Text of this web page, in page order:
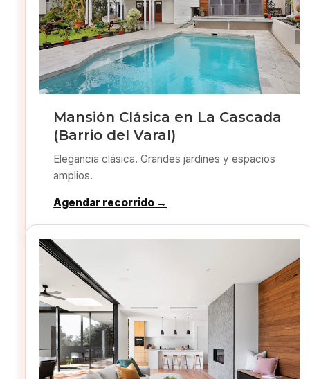
Mansión Clásica en La Cascada
(Barrio del Varal)
Elegancia clásica. Grandes jardines y espacios
amplios.
Agendar recorrido →